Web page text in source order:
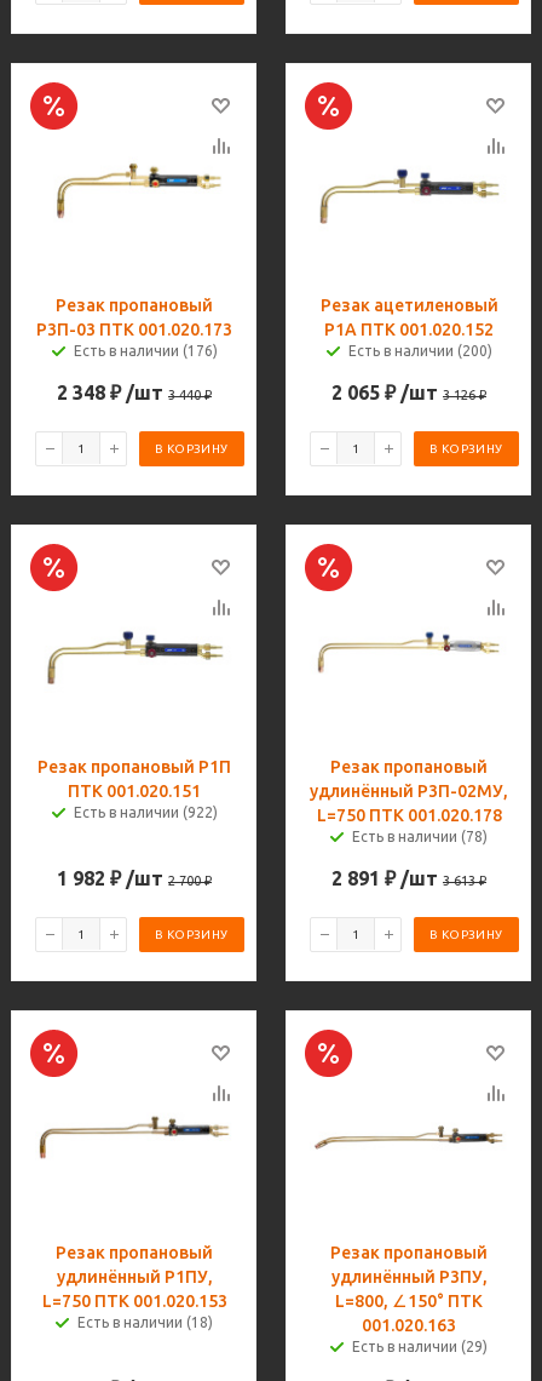
Резак пропановый
Р3П-03 ПТК 001.020.173
Есть в наличии (176)
2 348 ₽ /шт 3 440₽
В КОРЗИНУ
Резак ацетиленовый
Р1А ПТК 001.020.152
Есть в наличии (200)
2 065 ₽ /шт 3 126₽
В КОРЗИНУ
Резак пропановый Р1П
ПТК 001.020.151
Есть в наличии (922)
1 982 ₽ /шт 2 700₽
В КОРЗИНУ
Резак пропановый
удлинённый Р3П-02MУ,
L=750 ПТК 001.020.178
Есть в наличии (78)
2 891 ₽ /шт 3 613₽
В КОРЗИНУ
Резак пропановый
удлинённый Р1ПУ,
L=750 ПТК 001.020.153
Есть в наличии (18)
Резак пропановый
удлинённый Р3ПУ,
L=800, ∠150° ПТК
001.020.163
Есть в наличии (29)